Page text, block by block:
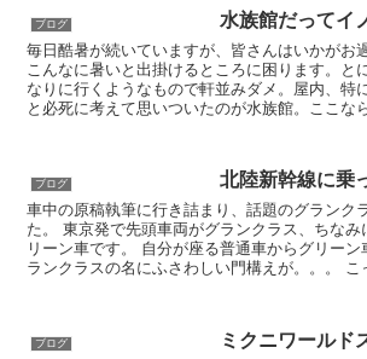
ブログ 水族館だってイ
毎日酷暑が続いていますが、皆さんはいかがお
こんなに暑いと出掛けるところに困ります。と
なりに行くようなもので軒並みダメ。屋内、特
と必死に考えて思いついたのが水族館。ここな
ブログ 北陸新幹線に乗
車中の原稿執筆に行き詰まり、話題のグランク
た。 東京発で先頭車両がグランクラス、ちな
リーン車です。 自分が座る普通車からグリー
ランクラスの名にふさわしい門構えが。。。 こ
ブログ ミクニワールド